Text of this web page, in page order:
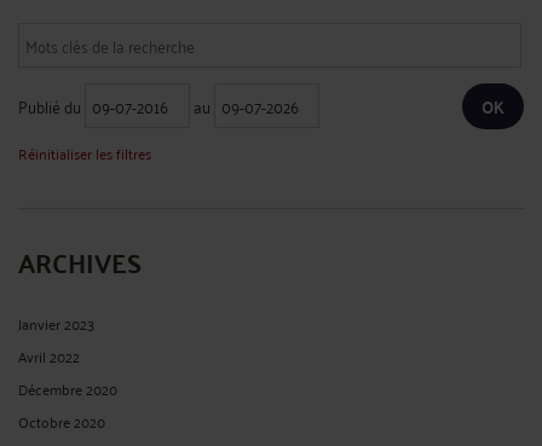
Publié du au
Réinitialiser les filtres
ARCHIVES
Janvier 2023
Avril 2022
Décembre 2020
Octobre 2020